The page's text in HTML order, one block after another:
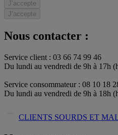
J’accepte
J’accepte
Nous contacter :
Service client : 03 66 74 99 46
Du lundi au vendredi de 9h à 17h
Service consommateur : 08 10 18
Du lundi au vendredi de 9h à 18h
CLIENTS SOURDS ET